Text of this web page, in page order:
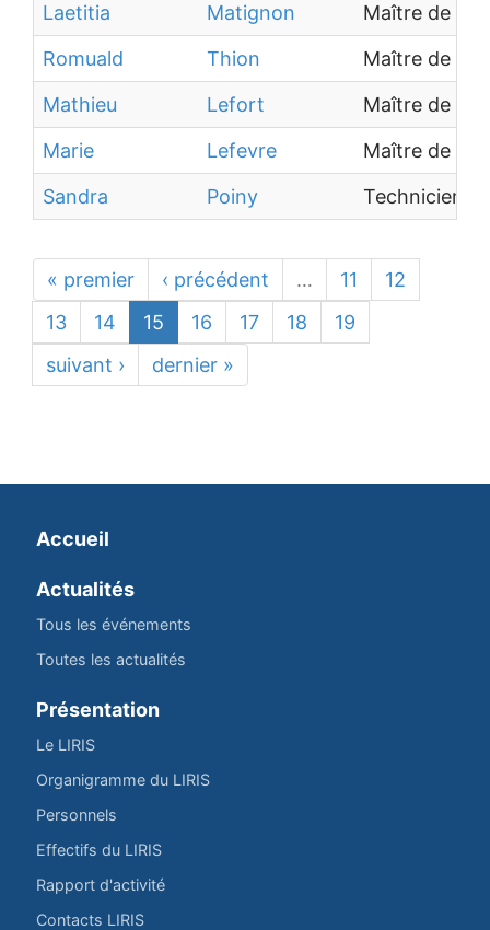
Laetitia
Matignon
Maître de
Romuald
Thion
Maître de
Mathieu
Lefort
Maître de
Marie
Lefevre
Maître de
Sandra
Poiny Technicien
« premier ‹ précédent … 11
12
13
14 15 16 17 18
19
suivant ›
dernier »
Accueil
Actualités
Tous les événements
Toutes les actualités
Présentation
Le LIRIS
Organigramme du LIRIS
Personnels
Effectifs du LIRIS
Rapport d'activité
Contacts LIRIS